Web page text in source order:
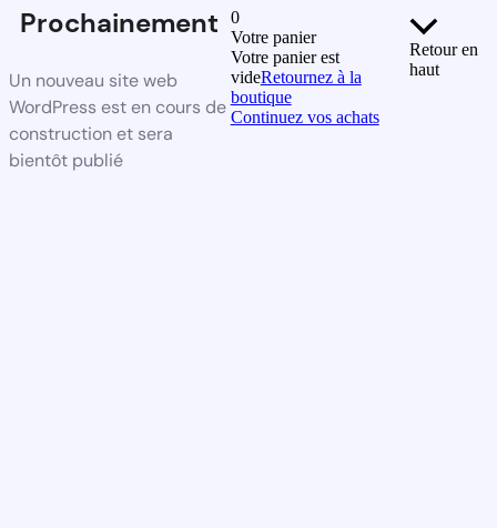
Prochainement
Un nouveau site web
WordPress est en cours de
construction et sera
bientôt publié
0
Votre panier
Votre panier est
videRetournez à la
boutique
Continuez vos achats
Retour en
haut